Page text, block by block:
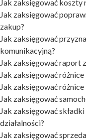
Jak zaksięgować koszty
Jak zaksięgować
zakup?
Jak zaksięgować
komunikacyjną?
Jak zaksięgować raport
Jak zaksięgować
Jak zaksięgować
Jak zaksięgować
Jak zaksięgować
działalności?
Jak zaksięgować